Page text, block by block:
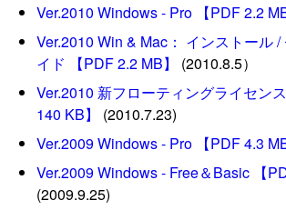
Ver.2010 Windows - Pro 【PDF 2.2 MB
Ver.2010 Win & Mac： インストール
イド 【PDF 2.2 MB】
(2010.8.5）
Ver.2010 新フローティングライセン
140 KB】
(2010.7.23)
Ver.2009 Windows - Pro 【PDF 4.3 MB
Ver.2009 Windows - Free＆Basic 【
(2009.9.25)